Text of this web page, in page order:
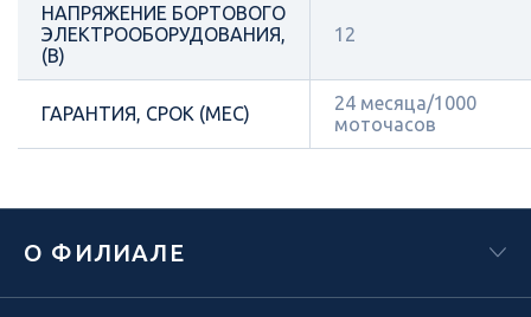
НАПРЯЖЕНИЕ БОРТОВОГО
ЭЛЕКТРООБОРУДОВАНИЯ,
(В)
12
ГАРАНТИЯ, СРОК (МЕС)
24 месяца/1000
моточасов
О ФИЛИАЛЕ